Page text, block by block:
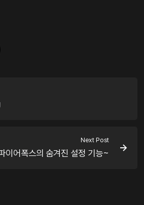
Next Post
이어폭스의 숨겨진 설정 기능~